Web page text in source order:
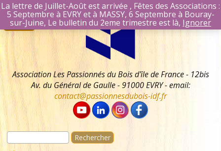
La lettre de Juillet-Août est arrivée , Fêtes des Associations :
5 Septembre à EVRY et à MASSY, 6 Septembre à Bouray-
sur-Juine, Le bulletin du 2eme trimestre est là, Ignorer
Association Les Passionnés du Bois d'île de France - 12bis
Av. du Général de Gaulle - 91000 EVRY - email:
contact@passionnesdubois-idf.fr
Menu
Aller
au
contenu
Se connecter
Rechercher :